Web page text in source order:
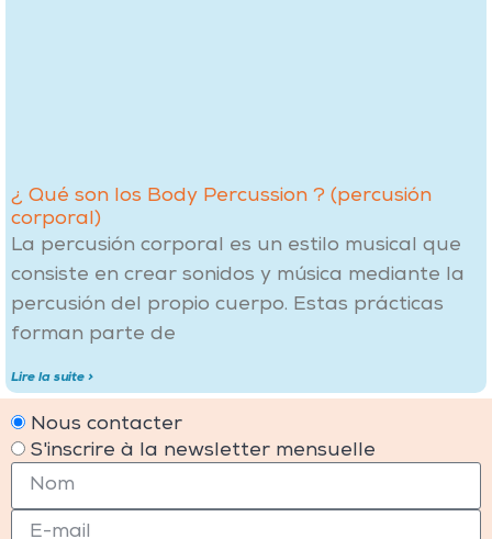
¿ Qué son los Body Percussion ? (percusión
corporal)
La percusión corporal es un estilo musical que
consiste en crear sonidos y música mediante la
percusión del propio cuerpo. Estas prácticas
forman parte de
Lire la suite >
Nous contacter
S'inscrire à la newsletter mensuelle